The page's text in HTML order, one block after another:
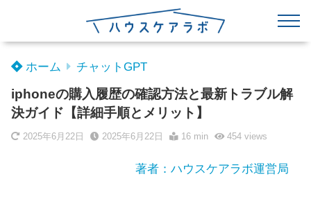
ホーム チャットGPT
iphoneの購入履歴の確認方法と最新トラブル解
決ガイド【詳細手順とメリット】
2025年6月22日 2025年6月22日 16 min 454views
著者：ハウスケアラボ運営局